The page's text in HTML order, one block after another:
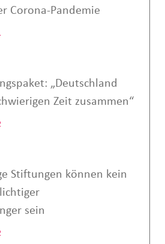
Corona-Pandemie
„Deutschland
Zeit zusammen“
Stiftungen können kein
sein